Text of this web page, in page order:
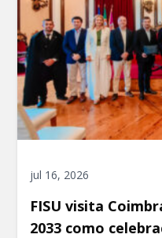
jul 16, 2026
FISU visita
2033 como